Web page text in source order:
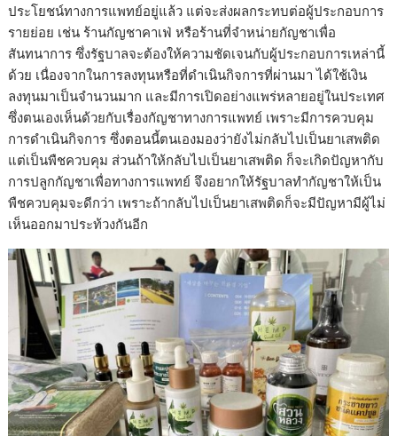
ประโยชน์ทางการแพทย์อยู่แล้ว แต่จะส่งผลกระทบต่อผู้ประกอบการ
รายย่อย เช่น ร้านกัญชาคาเฟ่ หรือร้านที่จำหน่ายกัญชาเพื่อ
สันทนาการ ซึ่งรัฐบาลจะต้องให้ความชัดเจนกับผู้ประกอบการเหล่านี้
ด้วย เนื่องจากในการลงทุนหรือที่ดำเนินกิจการที่ผ่านมา ได้ใช้เงิน
ลงทุนมาเป็นจำนวนมาก และมีการเปิดอย่างแพร่หลายอยู่ในประเทศ
ซึ่งตนเองเห็นด้วยกับเรื่องกัญชาทางการแพทย์ เพราะมีการควบคุม
การดำเนินกิจการ ซึ่งตอนนี้ตนเองมองว่ายังไม่กลับไปเป็นยาเสพติด
แต่เป็นพืชควบคุม ส่วนถ้าให้กลับไปเป็นยาเสพติด ก็จะเกิดปัญหากับ
การปลูกกัญชาเพื่อทางการแพทย์ จึงอยากให้รัฐบาลทำกัญชาให้เป็น
พืชควบคุมจะดีกว่า เพราะถ้ากลับไปเป็นยาเสพติดก็จะมีปัญหามีผู้ไม่
เห็นออกมาประท้วงกันอีก